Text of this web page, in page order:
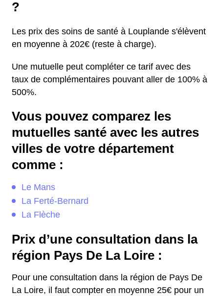
?
Les prix des soins de santé à Louplande s'élèvent
en moyenne à 202€ (reste à charge).
Une mutuelle peut compléter ce tarif avec des
taux de complémentaires pouvant aller de 100% à
500%.
Vous pouvez comparez les
mutuelles santé avec les autres
villes de votre département
comme :
Le Mans
La Ferté-Bernard
La Flèche
Prix d’une consultation dans la
région Pays De La Loire :
Pour une consultation dans la région de Pays De
La Loire, il faut compter en moyenne 25€ pour un